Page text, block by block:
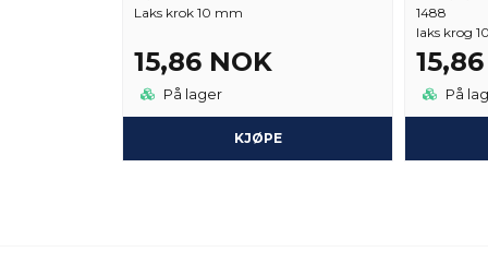
Laks krok 10 mm
15,86 NOK
På lager
KJØPE
1488
laks krog
På